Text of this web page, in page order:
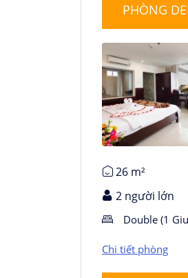
PHÒNG
Chi tiết phòng
26 m²
2 người lớn
Double (1
Chi tiết phòng